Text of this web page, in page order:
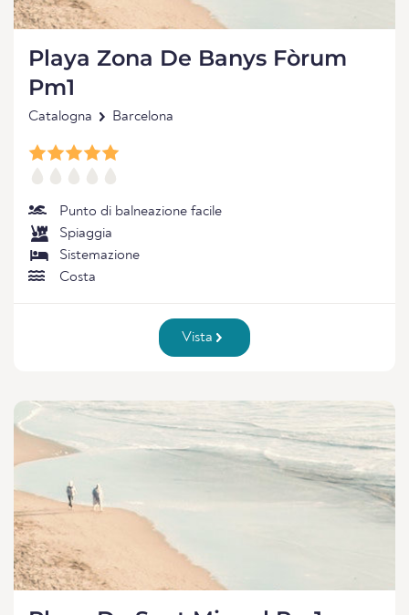
Playa Zona De Banys Fòrum
Pm1
Catalogna Barcelona
Punto di balneazione facile
Spiaggia
Sistemazione
Costa
Vista